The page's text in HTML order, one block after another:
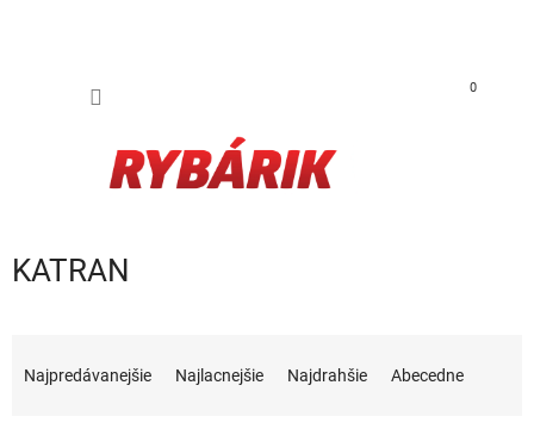
0
KATRAN
Najpredávanejšie Najlacnejšie Najdrahšie Abecedne